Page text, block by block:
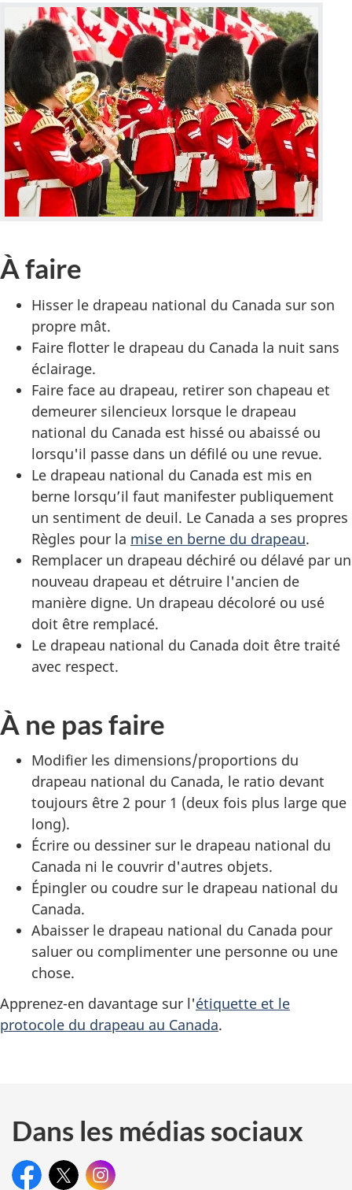
Canada
À faire
Hisser le drapeau national du Canada sur son
propre mât.
Faire flotter le drapeau du Canada la nuit sans
éclairage.
Faire face au drapeau, retirer son chapeau et
demeurer silencieux lorsque le drapeau
national du Canada est hissé ou abaissé ou
lorsqu'il passe dans un défilé ou une revue.
Le drapeau national du Canada est mis en
berne lorsqu’il faut manifester publiquement
un sentiment de deuil. Le Canada a ses propres
Règles pour la mise en berne du drapeau.
Remplacer un drapeau déchiré ou délavé par un
nouveau drapeau et détruire l'ancien de
manière digne. Un drapeau décoloré ou usé
doit être remplacé.
Le drapeau national du Canada doit être traité
avec respect.
À ne pas faire
Modifier les dimensions/proportions du
drapeau national du Canada, le ratio devant
toujours être 2 pour 1 (deux fois plus large que
long).
Écrire ou dessiner sur le drapeau national du
Canada ni le couvrir d'autres objets.
Épingler ou coudre sur le drapeau national du
Canada.
Abaisser le drapeau national du Canada pour
saluer ou complimenter une personne ou une
chose.
Apprenez-en davantage sur l'étiquette et le
protocole du drapeau au Canada.
Dans les médias sociaux
Facebook:Patrimoine
X:
Patrimoine
Instagram: